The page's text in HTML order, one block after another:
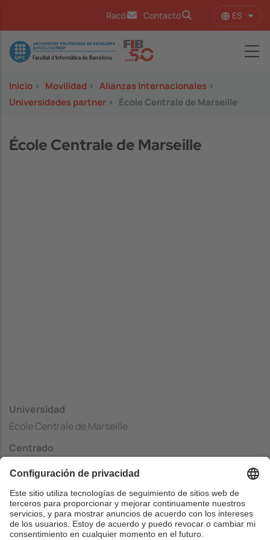
Racó Contacto ES
Image
Inicio > Movilidad > Alianzas Internacionales >
Universidades partner > École Centrale de Marseille
École Centrale de Marseille
Universidad
École Centrale de Marseille
Centrado
Francia
Web